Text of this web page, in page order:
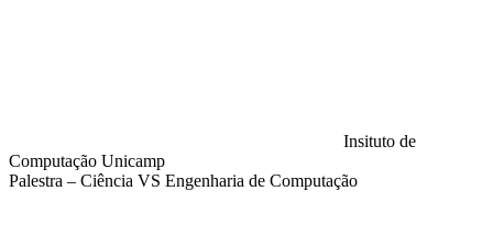
Insituto de
Computação Unicamp
Palestra – Ciência VS Engenharia de Computação